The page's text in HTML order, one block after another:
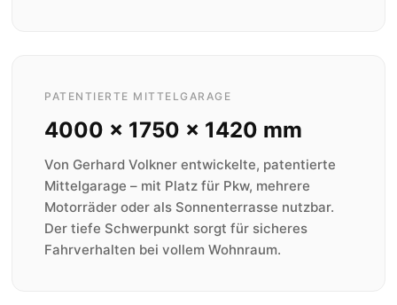
PATENTIERTE MITTELGARAGE
4000 × 1750 × 1420 mm
Von Gerhard Volkner entwickelte, patentierte
Mittelgarage – mit Platz für Pkw, mehrere
Motorräder oder als Sonnenterrasse nutzbar.
Der tiefe Schwerpunkt sorgt für sicheres
Fahrverhalten bei vollem Wohnraum.